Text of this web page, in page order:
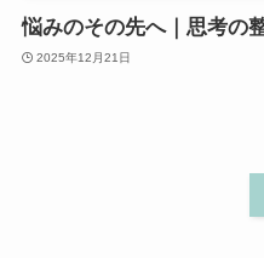
悩みのその先へ｜思考の
2025年12月21日